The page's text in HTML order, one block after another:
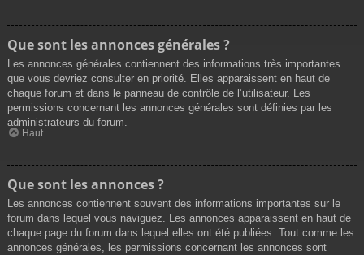
Que sont les annonces générales ?
Les annonces générales contiennent des informations très importantes
que vous devriez consulter en priorité. Elles apparaissent en haut de
chaque forum et dans le panneau de contrôle de l’utilisateur. Les
permissions concernant les annonces générales sont définies par les
administrateurs du forum.
Haut
Que sont les annonces ?
Les annonces contiennent souvent des informations importantes sur le
forum dans lequel vous naviguez. Les annonces apparaissent en haut de
chaque page du forum dans lequel elles ont été publiées. Tout comme les
annonces générales, les permissions concernant les annonces sont